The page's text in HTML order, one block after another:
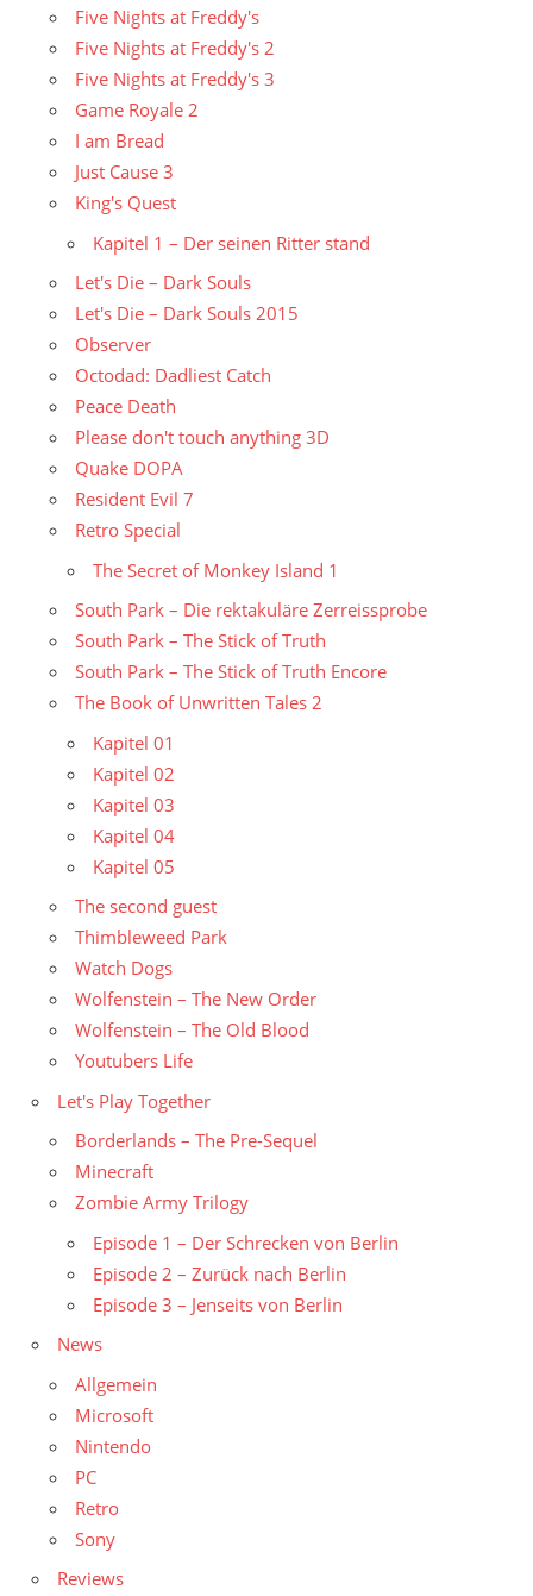
Five Nights at Freddy's
Five Nights at Freddy's 2
Five Nights at Freddy's 3
Game Royale 2
I am Bread
Just Cause 3
King's Quest
Kapitel 1 – Der seinen Ritter stand
Let's Die – Dark Souls
Let's Die – Dark Souls 2015
Observer
Octodad: Dadliest Catch
Peace Death
Please don't touch anything 3D
Quake DOPA
Resident Evil 7
Retro Special
The Secret of Monkey Island 1
South Park – Die rektakuläre Zerreissprobe
South Park – The Stick of Truth
South Park – The Stick of Truth Encore
The Book of Unwritten Tales 2
Kapitel 01
Kapitel 02
Kapitel 03
Kapitel 04
Kapitel 05
The second guest
Thimbleweed Park
Watch Dogs
Wolfenstein – The New Order
Wolfenstein – The Old Blood
Youtubers Life
Let's Play Together
Borderlands – The Pre-Sequel
Minecraft
Zombie Army Trilogy
Episode 1 – Der Schrecken von Berlin
Episode 2 – Zurück nach Berlin
Episode 3 – Jenseits von Berlin
News
Allgemein
Microsoft
Nintendo
PC
Retro
Sony
Reviews